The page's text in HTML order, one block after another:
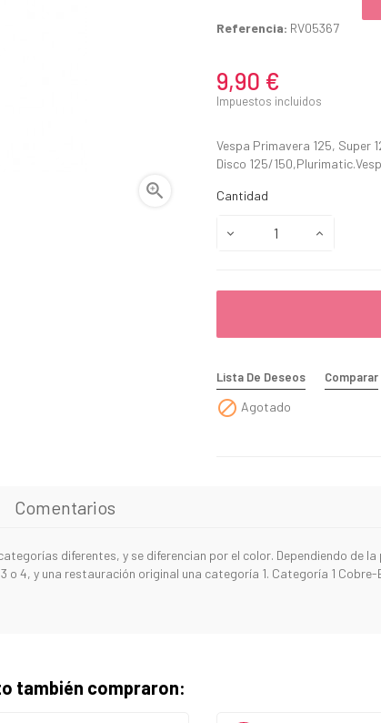

Referencia: RV05367
9,90 €
Impuestos incluidos
Vespa Primavera 125, Super
Disco 125/
Cantidad
Lista De Deseos Comparar
 Agotado
Comentarios
diferentes, y se diferencian por el color. Dependiendo de
o 4, y una restauración original una categoría 1. Categoría 1
también compraron: